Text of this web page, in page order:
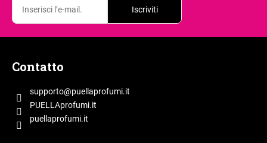
Iscriviti
Contatto
supporto@puellaprofumi.it
PUELLAprofumi.it
puellaprofumi.it